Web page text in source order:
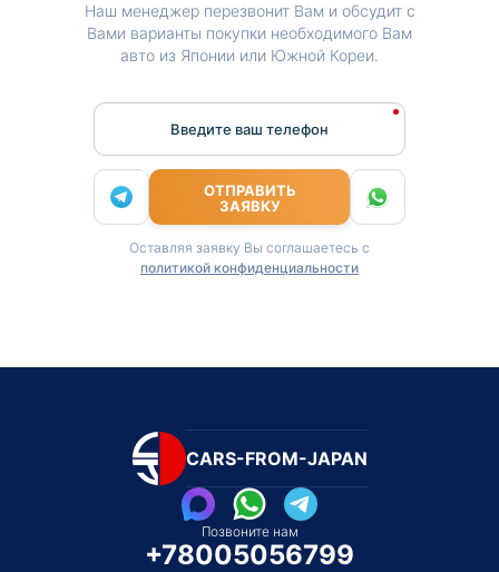
Наш менеджер перезвонит Вам и обсудит с
Вами варианты покупки необходимого Вам
авто из Японии или Южной Кореи.
Введите ваш телефон
ОТПРАВИТЬ
ЗАЯВКУ
Оставляя заявку Вы соглашаетесь с
политикой конфиденциальности
CARS-FROM-JAPAN
Позвоните нам
+78005056799